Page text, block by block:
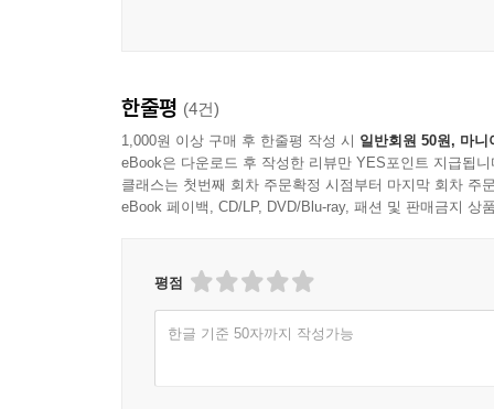
한줄평 (4건)
1,000원 이상 구매 후 한줄평 작성 시 일반회원 50원, 마니
eBook은 다운로드 후 작성한 리뷰만 YES포인트 지급됩니
클래스는 첫번째 회차 주문확정 시점부터 마지막 회차 주
eBook 페이백, CD/LP, DVD/Blu-ray, 패션 및 판매금지 상
평점
한글 기준 50자까지 작성가능